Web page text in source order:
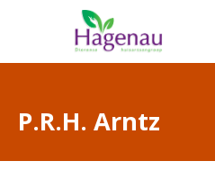
P.R.H. Arntz